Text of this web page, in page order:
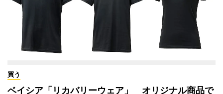
買う
ベイシア「リカバリーウェア」 オリジナル商品で